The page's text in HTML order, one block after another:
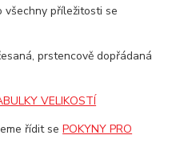
všechny příležitosti se
prstencově dopřádaná
VELIKOSTÍ
řídit sePOKYNY PRO